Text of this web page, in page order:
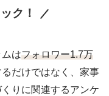
ク！
はフォロワー1.7万
だけではなく、家事
りに関連するアンケ